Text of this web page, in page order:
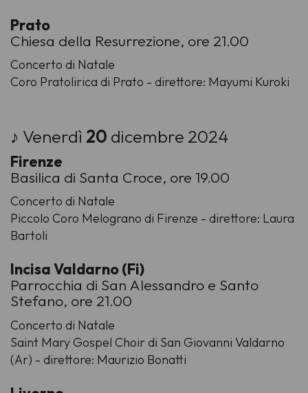
Prato
Chiesa della Resurrezione, ore 21.00
Concerto di Natale
Coro Pratolirica di Prato - direttore: Mayumi Kuroki
♪ Venerdì 20 dicembre 2024
Firenze
Basilica di Santa Croce, ore 19.00
Concerto di Natale
Piccolo Coro Melograno di Firenze - direttore: Laura
Bartoli
Incisa Valdarno (Fi)
Parrocchia di San Alessandro e Santo
Stefano, ore 21.00
Concerto di Natale
Saint Mary Gospel Choir di San Giovanni Valdarno
(Ar) - direttore: Maurizio Bonatti